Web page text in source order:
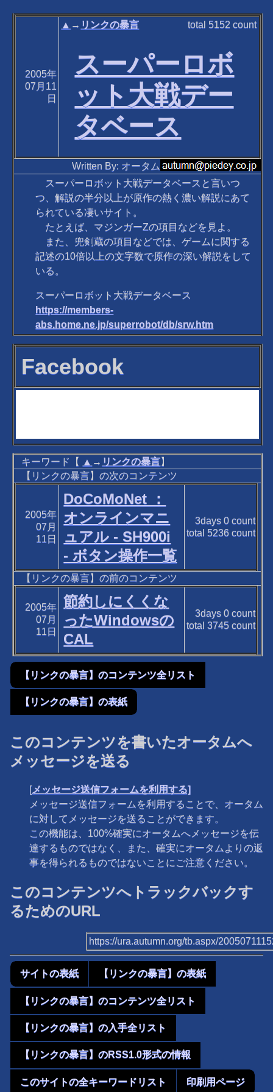
2005年
07月11
日
▲ → リンクの暴言 total 5152 count
スーパーロボ
ット大戦デー
タベース
Written By: オータム
スーパーロボット大戦データベースと言いつ
つ、解説の半分以上が原作の熱く濃い解説にあて
られている凄いサイト。
たとえば、マジンガーZの項目などを見よ。
また、兜剣蔵の項目などでは、ゲームに関する
記述の10倍以上の文字数で原作の深い解説をして
いる。
スーパーロボット大戦データベース
https://members-
abs.home.ne.jp/superrobot/db/srw.htm
Facebook
キーワード【 ▲ → リンクの暴言】
【リンクの暴言】の次のコンテンツ
2005年
07月
11日
DoCoMoNet ：
オンラインマニ
ュアル - SH900i
- ボタン操作一覧
3days 0count
total 5236count
【リンクの暴言】の前のコンテンツ
2005年
07月
11日
節約しにくくな
ったWindowsの
CAL
3days 0count
total 3745count
【リンクの暴言】のコンテンツ全リスト
【リンクの暴言】の表紙
このコンテンツを書いたオータムへ
メッセージを送る
[メッセージ送信フォームを利用する]
メッセージ送信フォームを利用することで、オータム
に対してメッセージを送ることができます。
この機能は、100%確実にオータムへメッセージを伝
達するものではなく、また、確実にオータムよりの返
事を得られるものではないことにご注意ください。
このコンテンツへトラックバックす
るためのURL
https://ura.autumn.org/tb.aspx/
サイトの表紙 【リンクの暴言】の表紙
【リンクの暴言】のコンテンツ全リスト
【リンクの暴言】の入手全リスト
【リンクの暴言】のRSS1.0形式の情報
このサイトの全キーワードリスト 印刷用ページ